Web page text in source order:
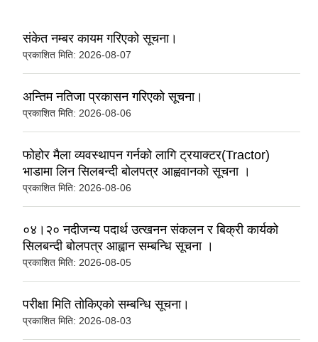
संकेत नम्बर कायम गरिएको सूचना।
प्रकाशित मिति: 2026-08-07
अन्तिम नतिजा प्रकासन गरिएकाे सूचना।
प्रकाशित मिति: 2026-08-06
फोहोर मैला व्यवस्थापन गर्नको लागि ट्रयाक्टर(Tractor)
भाडामा लिन सिलबन्दी बोलपत्र आह्ववानको सूचना ।
प्रकाशित मिति: 2026-08-06
०४।२० नदीजन्य पदार्थ उत्खनन संकलन र बिक्री कार्यको
सिलबन्दी बोलपत्र आह्वान सम्बन्धि सूचना ।
प्रकाशित मिति: 2026-08-05
परीक्षा मिति ताेकिएकाे सम्बन्धि सूचना।
प्रकाशित मिति: 2026-08-03